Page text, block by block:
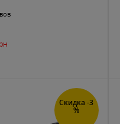
Скидка -3
%